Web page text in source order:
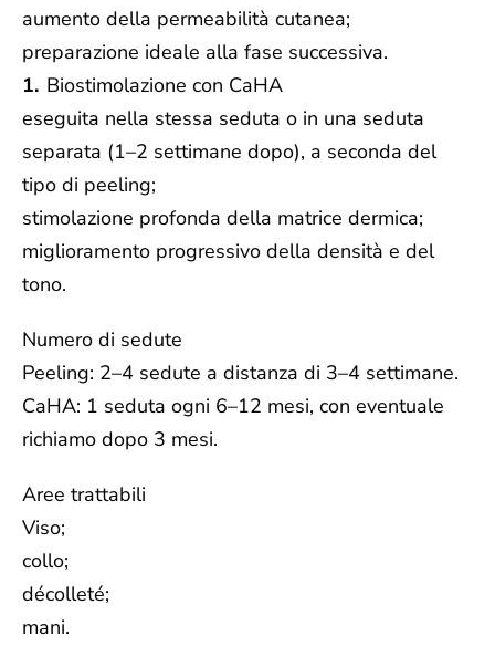
aumento della permeabilità cutanea;
preparazione ideale alla fase successiva.
Biostimolazione con CaHA
eseguita nella stessa seduta o in una seduta
separata (1–2 settimane dopo), a seconda del
tipo di peeling;
stimolazione profonda della matrice dermica;
miglioramento progressivo della densità e del
tono.
Numero di sedute
Peeling: 2–4 sedute a distanza di 3–4 settimane.
CaHA: 1 seduta ogni 6–12 mesi, con eventuale
richiamo dopo 3 mesi.
Aree trattabili
Viso;
collo;
décolleté;
mani.